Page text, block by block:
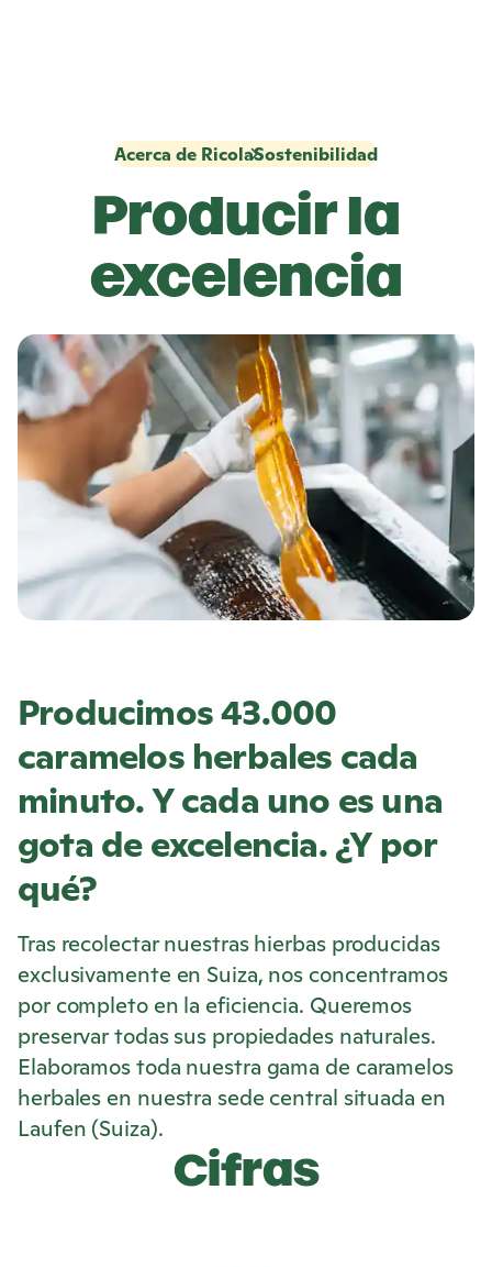
Producir la
excelencia
Acerca de RicolaSostenibilidad
Producimos 43.000
caramelos herbales cada
minuto. Y cada uno es una
gota de excelencia. ¿Y por
qué?
Tras recolectar nuestras hierbas producidas
exclusivamente en Suiza, nos concentramos
por completo en la eficiencia. Queremos
preservar todas sus propiedades naturales.
Elaboramos toda nuestra gama de caramelos
herbales en nuestra sede central situada en
Laufen (Suiza).
Cifras